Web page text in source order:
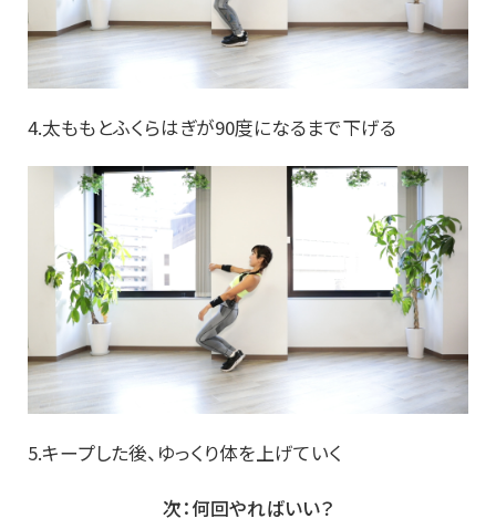
4.太ももとふくらはぎが90度になるまで下げる
5.キープした後、ゆっくり体を上げていく
次：何回やればいい？